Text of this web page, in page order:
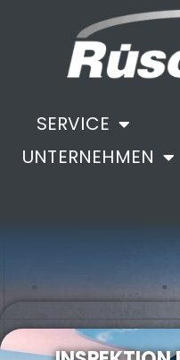
SERVICE
UNTERNEHMEN